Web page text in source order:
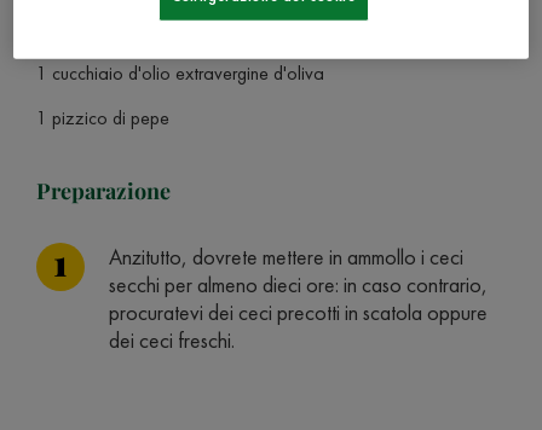
1 spicchio d'aglio
1 cucchiaio d'olio extravergine d'oliva
1 pizzico di pepe
Preparazione
Anzitutto, dovrete mettere in ammollo i ceci
secchi per almeno dieci ore: in caso contrario,
procuratevi dei ceci precotti in scatola oppure
dei ceci freschi.